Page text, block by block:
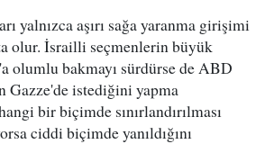
yalnızca aşırı sağa yaranma girişimi
olur. İsrailli seçmenlerin büyük
olumlu bakmayı sürdürse de ABD
Gazze'de istediğini yapma
bir biçimde sınırlandırılması
ciddi biçimde yanıldığını